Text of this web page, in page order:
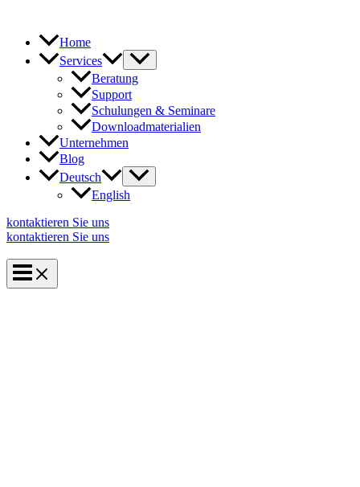
springen
Home
Services
Beratung
Support
Schulungen & Seminare
Downloadmaterialien
Unternehmen
Blog
Deutsch
English
kontaktieren Sie uns
kontaktieren Sie uns